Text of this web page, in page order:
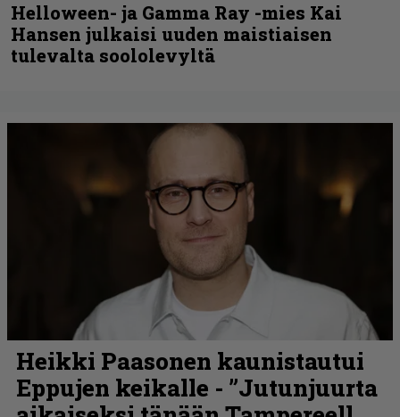
Helloween- ja Gamma Ray -mies Kai
Hansen julkaisi uuden maistiaisen
tulevalta soololevyltä